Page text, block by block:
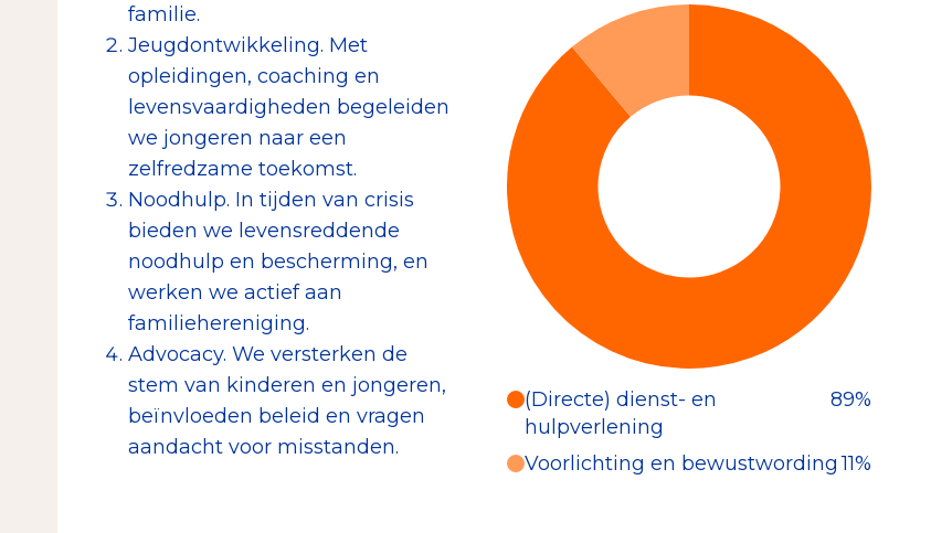
(Directe) dienst- en
hulpverlening
89%
Voorlichting en bewustwording 11%
familie.
Jeugdontwikkeling. Met
opleidingen, coaching en
levensvaardigheden begeleiden
we jongeren naar een
zelfredzame toekomst.
Noodhulp. In tijden van crisis
bieden we levensreddende
noodhulp en bescherming, en
werken we actief aan
familiehereniging.
Advocacy. We versterken de
stem van kinderen en jongeren,
beïnvloeden beleid en vragen
aandacht voor misstanden.